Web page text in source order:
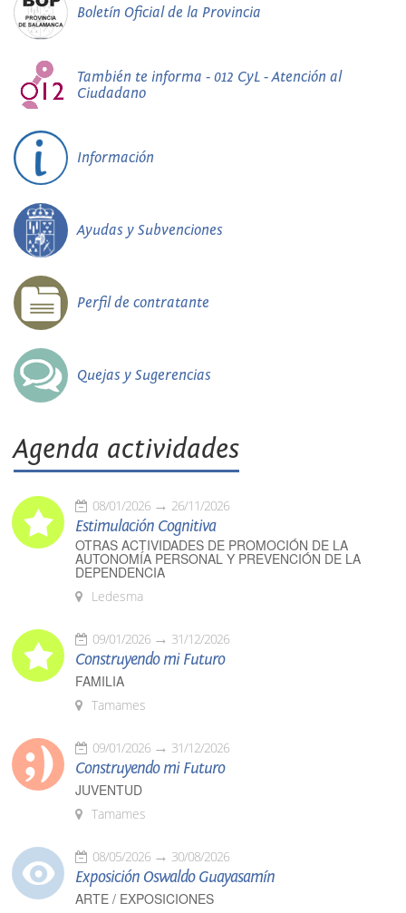
Boletín Oficial de la Provincia
También te informa - 012 CyL - Atención al
Ciudadano
Información
Ayudas y Subvenciones
Perfil de contratante
Quejas y Sugerencias
Agenda actividades
08/01/2026 26/11/2026
Estimulación Cognitiva
OTRAS ACTIVIDADES DE PROMOCIÓN DE LA
AUTONOMÍA PERSONAL Y PREVENCIÓN DE LA
DEPENDENCIA
Ledesma
09/01/2026 31/12/2026
Construyendo mi Futuro
FAMILIA
Tamames
09/01/2026 31/12/2026
Construyendo mi Futuro
JUVENTUD
Tamames
08/05/2026 30/08/2026
Exposición Oswaldo Guayasamín
ARTE / EXPOSICIONES